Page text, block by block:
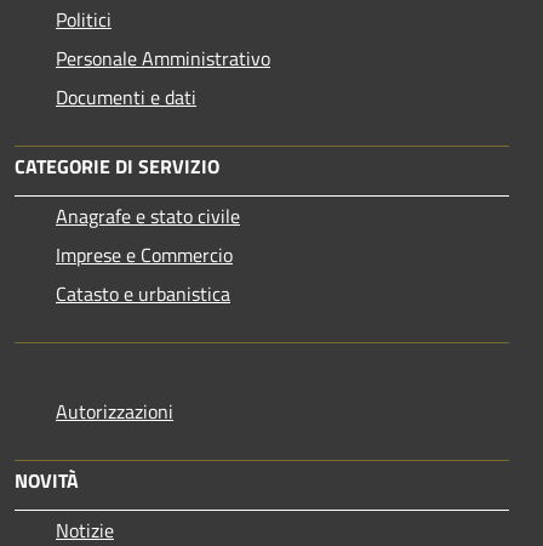
Politici
Personale Amministrativo
Documenti e dati
CATEGORIE DI SERVIZIO
Anagrafe e stato civile
Imprese e Commercio
Catasto e urbanistica
Autorizzazioni
NOVITÀ
Notizie